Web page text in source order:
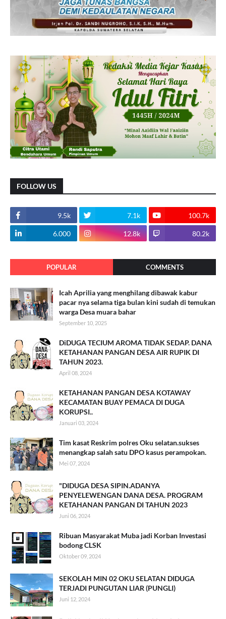
FOLLOW US
9.5k 7.1k 100.7k
6.000 12.8k 80.2k
POPULAR COMMENTS
Icah Aprilia yang menghilang dibawak kabur
pacar nya selama tiga bulan kini sudah di temukan
warga Desa muara bahar
September 10, 2025
DiDUGA TECIUM AROMA TIDAK SEDAP. DANA
KETAHANAN PANGAN DESA AIR RUPIK DI
TAHUN 2023.
April 08, 2024
KETAHANAN PANGAN DESA KOTAWAY
KECAMATAN BUAY PEMACA DI DUGA
KORUPSI..
Januari 03, 2024
Tim kasat Reskrim polres Oku selatan.sukses
menangkap salah satu DPO kasus perampokan.
Mei 07, 2024
"DIDUGA DESA SIPIN.ADANYA
PENYELEWENGAN DANA DESA. PROGRAM
KETAHANAN PANGAN DI TAHUN 2023
Juni 06, 2024
Ribuan Masyarakat Muba jadi Korban Investasi
bodong CLSK
Oktober 09, 2024
SEKOLAH MIN 02 OKU SELATAN DIDUGA
TERJADI PUNGUTAN LIAR (PUNGLI)
Juni 12, 2024